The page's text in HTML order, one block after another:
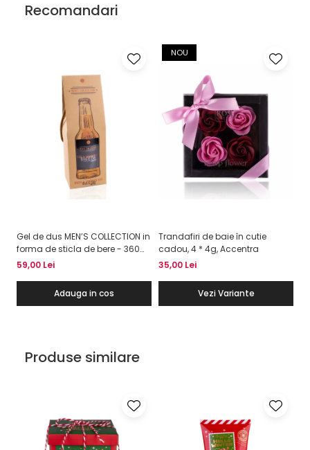
Recomandari
Gel de dus MEN’S COLLECTION in
forma de sticla de bere - 360
ml
59,00 Lei
Adauga in cos
NOU
Trandafiri de baie în cutie
cadou, 4 * 4g, Accentra
35,00 Lei
Vezi Variante
Produse similare